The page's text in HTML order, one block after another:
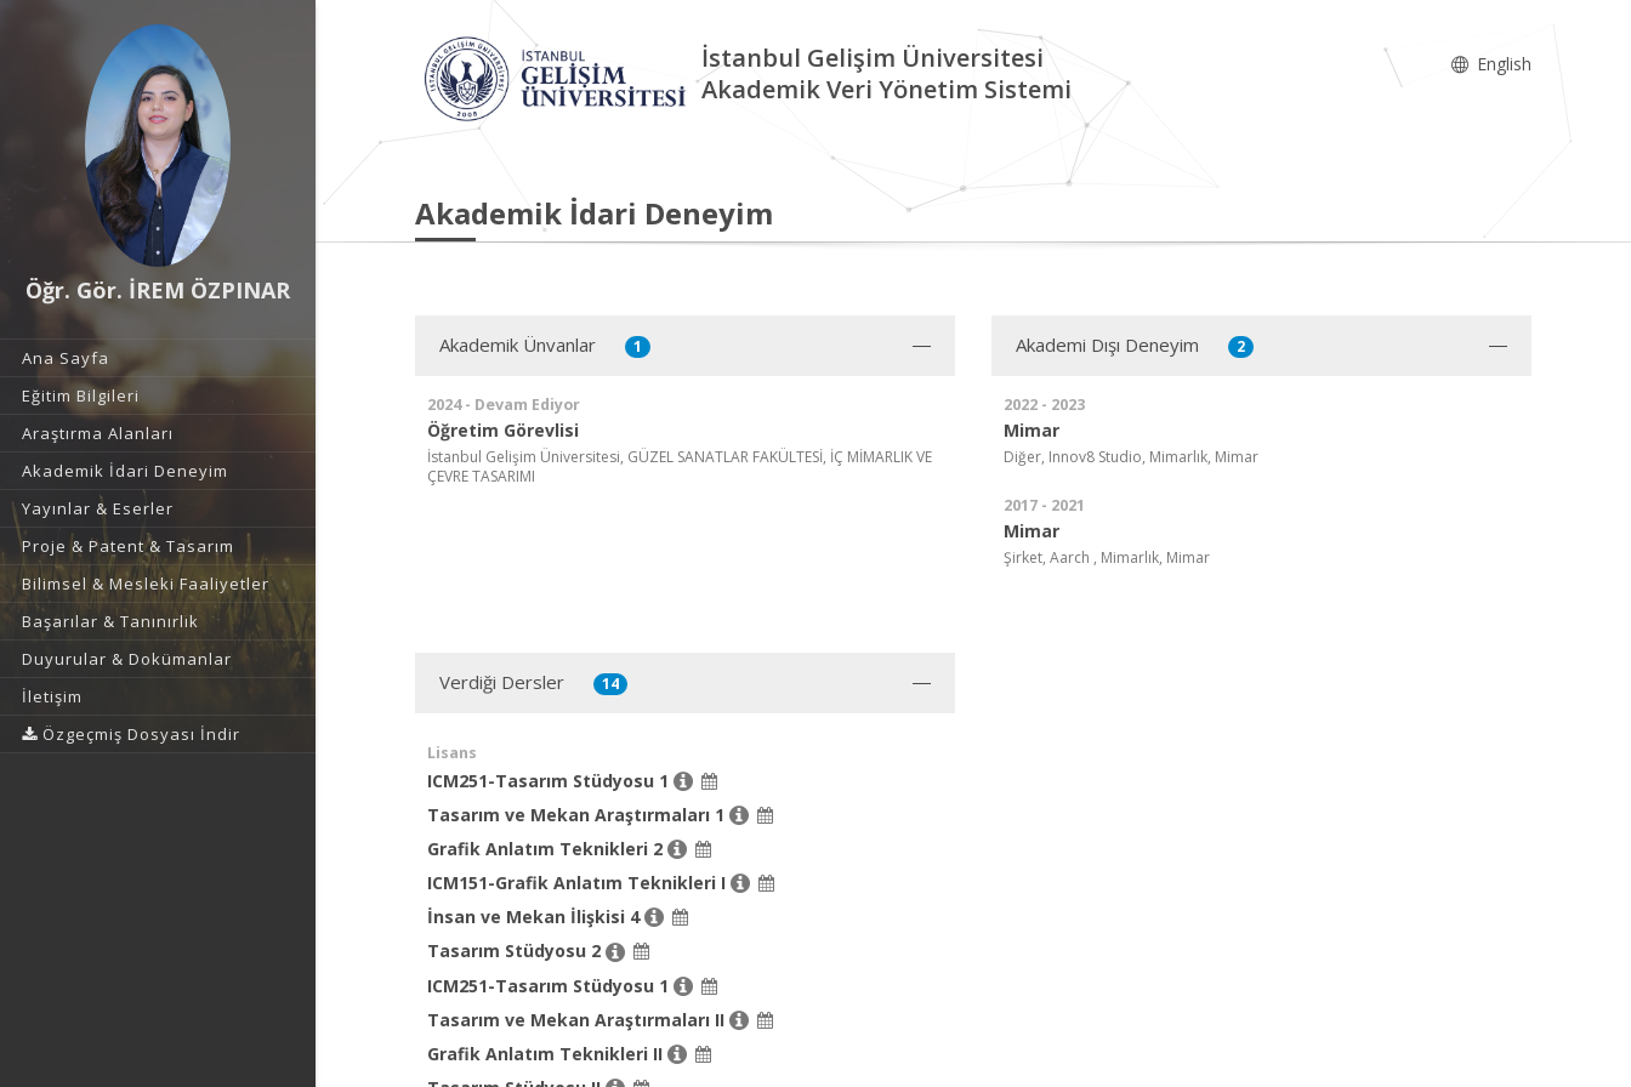
Öğr. Gör. İREM ÖZPINAR
Ana Sayfa
Eğitim Bilgileri
Araştırma Alanları
Akademik İdari Deneyim
Yayınlar & Eserler
Proje & Patent & Tasarım
Bilimsel & Mesleki Faaliyetler
Başarılar & Tanınırlık
Duyurular & Dokümanlar
İletişim
Özgeçmiş Dosyası İndir
İstanbul Gelişim Üniversitesi
Akademik Veri Yönetim Sistemi
English
Akademik İdari Deneyim
Akademik Ünvanlar 1
2024 - Devam Ediyor
Öğretim Görevlisi
İstanbul Gelişim Üniversitesi, GÜZEL SANATLAR FAKÜLTESİ, İÇ MİMARLIK VE
ÇEVRE TASARIMI
Akademi Dışı Deneyim 2
2022 - 2023
Mimar
Diğer, Innov8 Studio, Mimarlık, Mimar
2017 - 2021
Mimar
Şirket, Aarch , Mimarlık, Mimar
Verdiği Dersler 14
Lisans
ICM251-Tasarım Stüdyosu 1
Tasarım ve Mekan Araştırmaları 1
Grafik Anlatım Teknikleri 2
ICM151-Grafik Anlatım Teknikleri I
İnsan ve Mekan İlişkisi 4
Tasarım Stüdyosu 2
ICM251-Tasarım Stüdyosu 1
Tasarım ve Mekan Araştırmaları II
Grafik Anlatım Teknikleri II